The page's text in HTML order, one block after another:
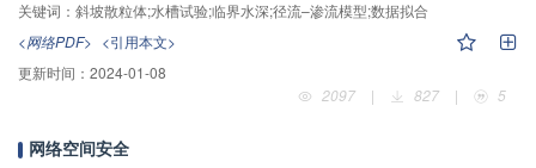
同条件下颗粒冲刷起动的临界径流水深hcr。试验结果表明：在同一粒径条件
cr
随着斜坡坡度的增大而减小；在坡度为20°、22°时，起动水深
h 随着粒径的增大，出现先增大后减小的情况，而在坡度为24°、26°时，起动
水深hcr随着粒径的增大而增大，分析原因可能是当粒径增大引起坡体渗透性的
改变是影响颗粒稳定性的主控因素时，颗粒更容易受水流的渗透作用而发生运
颗粒的稳定性变化情况，通过将水流的流速特征与颗粒的受力起动特性结合起
关键词： 斜坡散粒体;水槽试验;临界水深;径流–渗流模型;数据拟合
<网络PDF> <引用本文>
更新时间： 2024-01-08
2097
| 827 | 5
网络空间安全